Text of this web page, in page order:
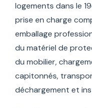
logements dans le
prise en charge
emballage
du matériel de
du mobilier,
capitonnés,
déchargement et